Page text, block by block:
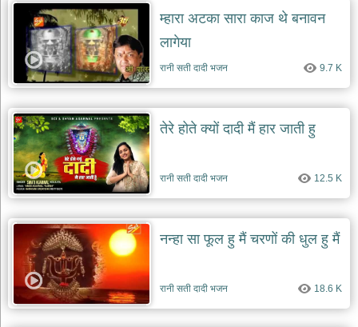
म्हारा अटका सारा काज थे बनावन
लागेया
रानी सती दादी भजन 9.7 K
तेरे होते क्यों दादी मैं हार जाती हु
रानी सती दादी भजन 12.5 K
नन्हा सा फूल हु मैं चरणों की धुल हु मैं
रानी सती दादी भजन 18.6 K